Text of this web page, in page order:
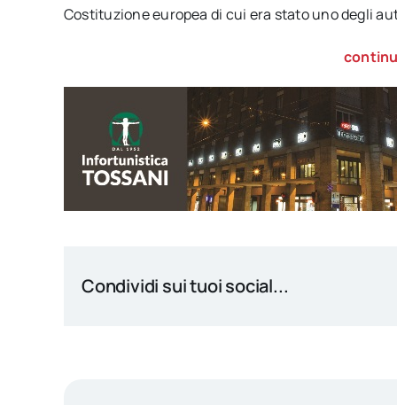
Costituzione europea di cui era stato uno degli
Condividi sui tuoi social...